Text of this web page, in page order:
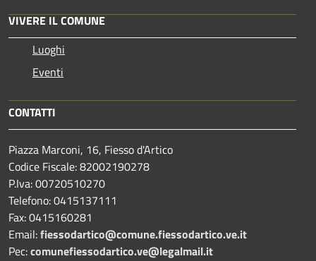
VIVERE IL COMUNE
Luoghi
Eventi
CONTATTI
Piazza Marconi, 16, Fiesso d'Artico
Codice Fiscale: 82002190278
P.Iva: 00720510270
Telefono:0415137111
Fax:0415160281
Email:fiessodartico@comune.fiessodartico.ve.it
Pec:comunefiessodartico.ve@legalmail.it